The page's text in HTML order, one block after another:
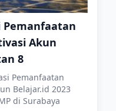
Pemanfaatan
Akun
8
Pemanfaatan
Belajar.id 2023
di Surabaya